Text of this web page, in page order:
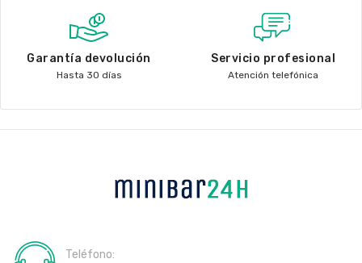
Garantía devolución
Hasta 30 días
Servicio profesional
Atención telefónica
Teléfono: